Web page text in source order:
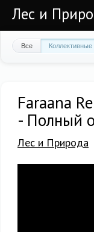
Лес и
Все Коллективные
Faraana
- Полный
Лес и Природа